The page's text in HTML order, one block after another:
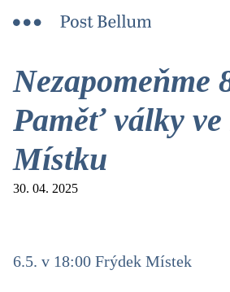
Nezapomeňme
Paměť války
Místku
30. 04. 2025
6.5. v 18:00 Frýdek Místek